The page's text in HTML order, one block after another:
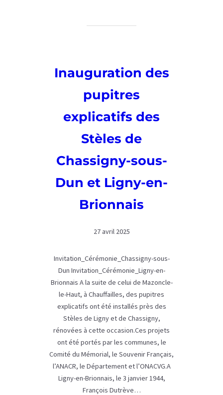
2025
Inauguration des
pupitres
explicatifs des
Stèles de
Chassigny-sous-
Dun et Ligny-en-
Brionnais
27 avril 2025
Invitation_Cérémonie_Chassigny-sous-
Dun Invitation_Cérémonie_Ligny-en-
Brionnais A la suite de celui de Mazoncle-
le-Haut, à Chauffailles, des pupitres
explicatifs ont été installés près des
Stèles de Ligny et de Chassigny,
rénovées à cette occasion.Ces projets
ont été portés par les communes, le
Comité du Mémorial, le Souvenir Français,
l’ANACR, le Département et l’ONACVG.A
Ligny-en-Brionnais, le 3 janvier 1944,
François Dutrève…